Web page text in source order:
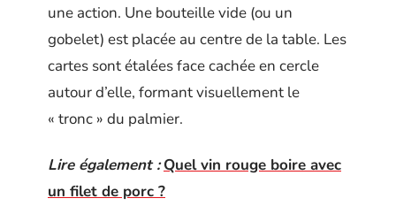
une action. Une bouteille vide (ou un
gobelet) est placée au centre de la table. Les
cartes sont étalées face cachée en cercle
autour d’elle, formant visuellement le
« tronc » du palmier.
Lire également : Quel vin rouge boire avec
un filet de porc ?